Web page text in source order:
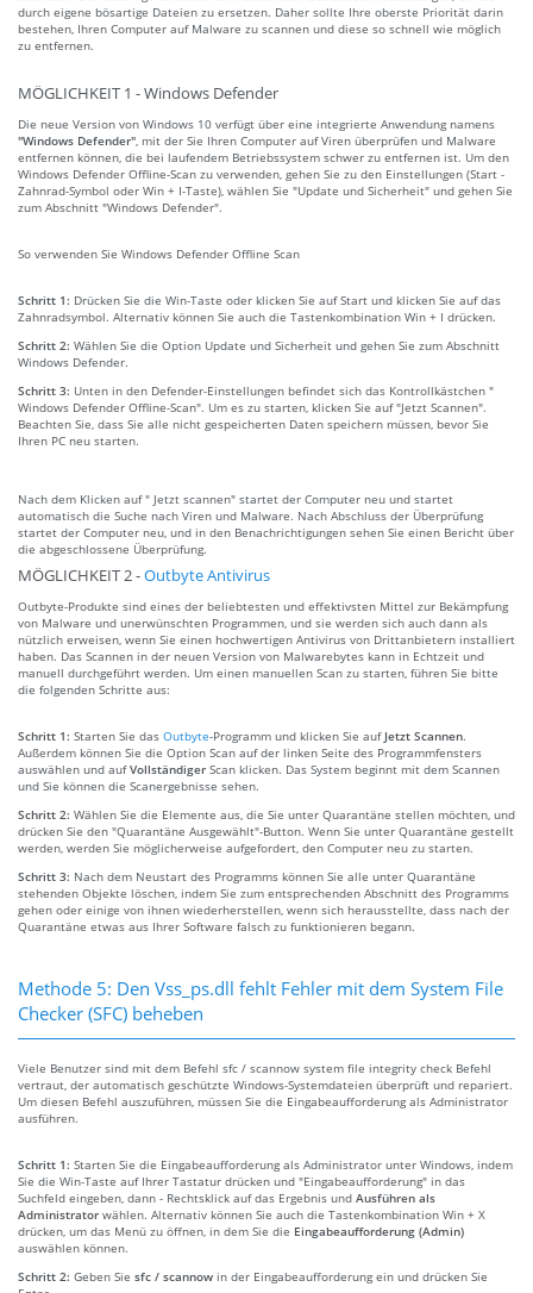
durch eigene bösartige Dateien zu ersetzen. Daher sollte Ihre oberste Priorität darin
bestehen, Ihren Computer auf Malware zu scannen und diese so schnell wie möglich
zu entfernen.
MÖGLICHKEIT 1 - Windows Defender
Die neue Version von Windows 10 verfügt über eine integrierte Anwendung namens
"Windows Defender" , mit der Sie Ihren Computer auf Viren überprüfen und Malware
entfernen können, die bei laufendem Betriebssystem schwer zu entfernen ist. Um den
Windows Defender Offline-Scan zu verwenden, gehen Sie zu den Einstellungen (Start -
Zahnrad-Symbol oder Win + I-Taste), wählen Sie "Update und Sicherheit" und gehen Sie
zum Abschnitt "Windows Defender".
So verwenden Sie Windows Defender Offline Scan
Schritt 1: Drücken Sie die Win-Taste oder klicken Sie auf Start und klicken Sie auf das
Zahnradsymbol. Alternativ können Sie auch die Tastenkombination Win + I drücken.
Schritt 2: Wählen Sie die Option Update und Sicherheit und gehen Sie zum Abschnitt
Windows Defender.
Schritt 3: Unten in den Defender-Einstellungen befindet sich das Kontrollkästchen "
Windows Defender Offline-Scan". Um es zu starten, klicken Sie auf "Jetzt Scannen".
Beachten Sie, dass Sie alle nicht gespeicherten Daten speichern müssen, bevor Sie
Ihren PC neu starten.
Nach dem Klicken auf " Jetzt scannen" startet der Computer neu und startet
automatisch die Suche nach Viren und Malware. Nach Abschluss der Überprüfung
startet der Computer neu, und in den Benachrichtigungen sehen Sie einen Bericht über
die abgeschlossene Überprüfung.
MÖGLICHKEIT 2 -Outbyte Antivirus
Outbyte-Produkte sind eines der beliebtesten und effektivsten Mittel zur Bekämpfung
von Malware und unerwünschten Programmen, und sie werden sich auch dann als
nützlich erweisen, wenn Sie einen hochwertigen Antivirus von Drittanbietern installiert
haben. Das Scannen in der neuen Version von Malwarebytes kann in Echtzeit und
manuell durchgeführt werden. Um einen manuellen Scan zu starten, führen Sie bitte
die folgenden Schritte aus:
Schritt 1: Starten Sie das Outbyte-Programm und klicken Sie auf Jetzt Scannen.
Außerdem können Sie die Option Scan auf der linken Seite des Programmfensters
auswählen und aufVollständiger Scan klicken. Das System beginnt mit dem Scannen
und Sie können die Scanergebnisse sehen.
Schritt 2: Wählen Sie die Elemente aus, die Sie unter Quarantäne stellen möchten, und
drücken Sie den "Quarantäne Ausgewählt"-Button. Wenn Sie unter Quarantäne gestellt
werden, werden Sie möglicherweise aufgefordert, den Computer neu zu starten.
Schritt 3: Nach dem Neustart des Programms können Sie alle unter Quarantäne
stehenden Objekte löschen, indem Sie zum entsprechenden Abschnitt des Programms
gehen oder einige von ihnen wiederherstellen, wenn sich herausstellte, dass nach der
Quarantäne etwas aus Ihrer Software falsch zu funktionieren begann.
Methode 5: Den Vss_ps.dll fehlt Fehler mit dem System File
Checker (SFC) beheben
Viele Benutzer sind mit dem Befehl sfc / scannow system file integrity check Befehl
vertraut, der automatisch geschützte Windows-Systemdateien überprüft und repariert.
Um diesen Befehl auszuführen, müssen Sie die Eingabeaufforderung als Administrator
ausführen.
Schritt 1: Starten Sie die Eingabeaufforderung als Administrator unter Windows, indem
Sie die Win-Taste auf Ihrer Tastatur drücken und "Eingabeaufforderung" in das
Suchfeld eingeben, dann - Rechtsklick auf das Ergebnis und Ausführen als
Administrator wählen. Alternativ können Sie auch die Tastenkombination Win + X
drücken, um das Menü zu öffnen, in dem Sie die Eingabeaufforderung (Admin)
auswählen können.
Schritt 2: Geben Sie sfc / scannow in der Eingabeaufforderung ein und drücken Sie